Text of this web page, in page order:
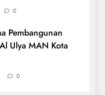
0
Pembangunan
Ulya MAN Kota
0